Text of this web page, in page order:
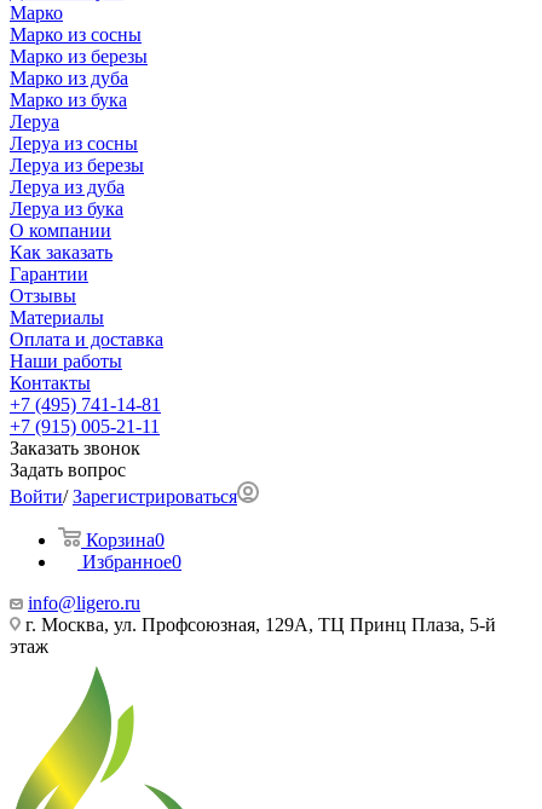
Марко
Марко из сосны
Марко из березы
Марко из дуба
Марко из бука
Леруа
Леруа из сосны
Леруа из березы
Леруа из дуба
Леруа из бука
О компании
Как заказать
Гарантии
Отзывы
Материалы
Оплата и доставка
Наши работы
Контакты
+7 (495) 741-14-81
+7 (915) 005-21-11
Заказать звонок
Задать вопрос
Войти/Зарегистрироваться
Корзина0
Избранное0
info@ligero.ru
г. Москва, ул. Профсоюзная, 129А, ТЦ Принц Плаза, 5-й
этаж